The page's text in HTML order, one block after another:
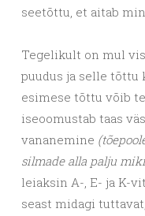
seetõttu, et aitab
Tegelikult on mul
puudus ja selle tõttu
esimese tõttu võib
iseoomustab taas
vananemine
silmade alla palju
leiaksin A-, E- ja K-
seast midagi